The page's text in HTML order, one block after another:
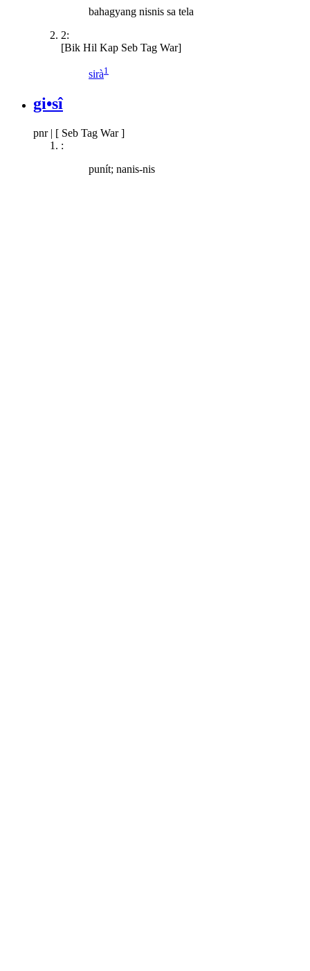
bahagyang nisnis sa tela
2:
[Bik Hil Kap Seb Tag War]
sirà1
gi•sî
pnr | [ Seb Tag War ]
:
punít; nanis-nis